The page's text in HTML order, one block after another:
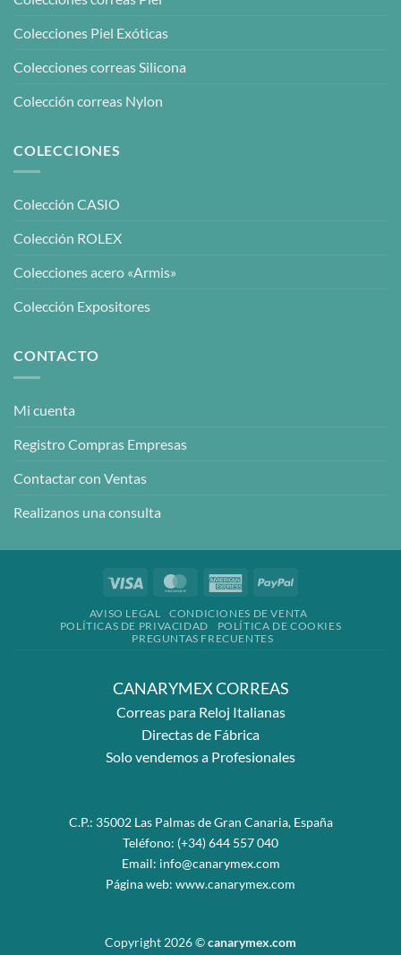
Colecciones Piel Exóticas
Colecciones correas Silicona
Colección correas Nylon
COLECCIONES
Colección CASIO
Colección ROLEX
Colecciones acero «Armis»
Colección Expositores
CONTACTO
Mi cuenta
Registro Compras Empresas
Contactar con Ventas
Realizanos una consulta
Visa MasterCardAmericanPayPal
AVISO LEGAL
CONDICIONES DE VENTA
POLÍTICAS DE PRIVACIDAD
POLÍTICA DE COOKIES
PREGUNTAS FRECUENTES
CANARYMEX CORREAS
Correas para Reloj Italianas
Directas de Fábrica
Solo vendemos a Profesionales
C.P.: 35002 Las Palmas de Gran Canaria, España
Teléfono: (+34) 644 557 040
Email: info@canarymex.com
Página web: www.canarymex.com
Copyright 2026 ©canarymex.com